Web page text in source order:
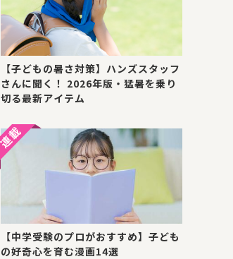
【子どもの暑さ対策】ハンズスタッフ
さんに聞く！ 2026年版・猛暑を乗り
切る最新アイテム
【中学受験のプロがおすすめ】子ども
の好奇心を育む漫画14選